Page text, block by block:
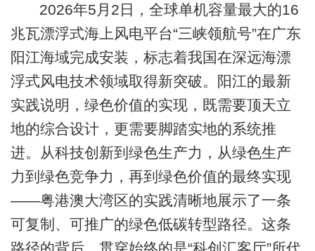
2026年5月2日，全球单机容量最大的16
兆瓦漂浮式海上风电平台“三峡领航号”在广东
阳江海域完成安装，标志着我国在深远海漂
浮式风电技术领域取得新突破。阳江的最新
实践说明，绿色价值的实现，既需要顶天立
地的综合设计，更需要脚踏实地的系统推
进。从科技创新到绿色生产力，从绿色生产
力到绿色竞争力，再到绿色价值的最终实现
——粤港澳大湾区的实践清晰地展示了一条
可复制、可推广的绿色低碳转型路径。这条
路径的背后，贯穿始终的是“科创汇客厅”所代